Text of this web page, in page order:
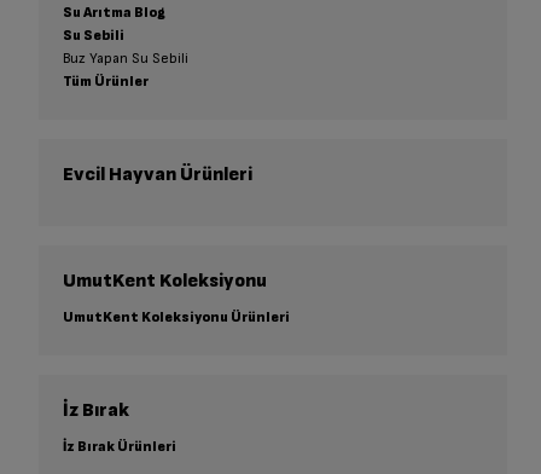
Su Arıtma Blog
Su Sebili
Buz Yapan Su Sebili
Tüm Ürünler
Evcil Hayvan Ürünleri
UmutKent Koleksiyonu
UmutKent Koleksiyonu Ürünleri
İz Bırak
İz Bırak Ürünleri